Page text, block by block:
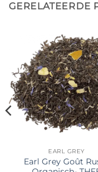
GERELATEERDE
à
EARL GREY
Earl Grey Goût